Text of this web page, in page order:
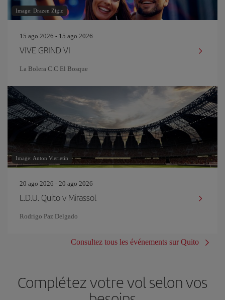
Image: Drazen Zigic
15 ago 2026 - 15 ago 2026
VIVE GRIND VI
La Bolera C.C El Bosque
Image: Anton Vierietin
20 ago 2026 - 20 ago 2026
L.D.U. Quito v Mirassol
Rodrigo Paz Delgado
Consultez tous les événements sur Quito
Complétez votre vol selon vos